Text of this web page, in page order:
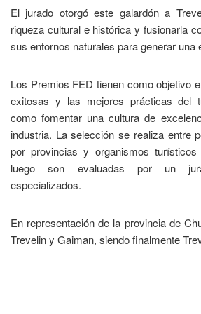
El jurado otorgó este galardón a
riqueza cultural e histórica y fusionarla
sus entornos naturales para generar una
Los Premios FED tienen como objetivo
exitosas y las mejores prácticas del
como fomentar una cultura de
industria. La selección se realiza entre
por provincias y organismos
luego son evaluadas por un
especializados.
En representación de la provincia de
Trevelin y Gaiman, siendo finalmente